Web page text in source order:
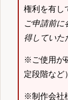
権利を有し
ご申請前に
得していた
※ご使用が
定段階など
※制作会社